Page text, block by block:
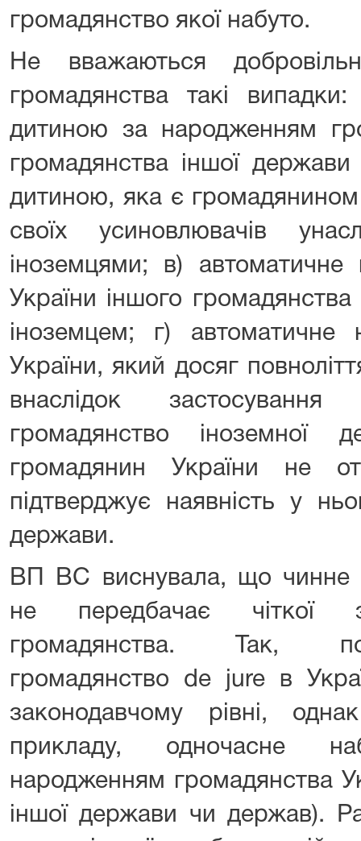
громадянство якої набуто.
Не вважаються
громадянства такі
дитиною за народженням
громадянства іншої
дитиною, яка є громадянином
своїх усиновлювачів
іноземцями; в) автоматичне
України іншого
іноземцем; г) автоматичне
України, який досяг
внаслідок
громадянство іноземної
громадянин України не
підтверджує наявність у
держави.
ВП ВС виснувала, що чинне
не передбачає чіткої
громадянства. Так,
громадянство de jure в
законодавчому рівні,
прикладу, одночасне
народженням громадянства
іншої держави чи держав).